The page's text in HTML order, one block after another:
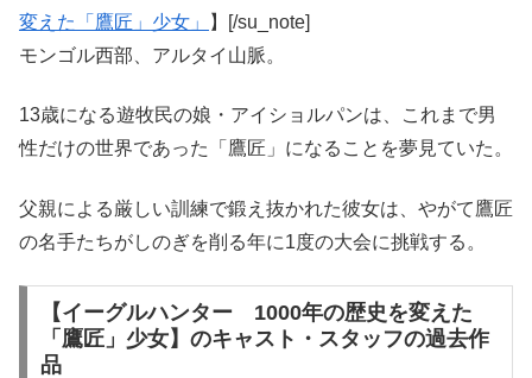
変えた「鷹匠」少女」
】[/su_note]
モンゴル西部、アルタイ山脈。
13歳になる遊牧民の娘・アイショルパンは、これまで男
性だけの世界であった「鷹匠」になることを夢見ていた。
父親による厳しい訓練で鍛え抜かれた彼女は、やがて鷹匠
の名手たちがしのぎを削る年に1度の大会に挑戦する。
【イーグルハンター 1000年の歴史を変えた
「鷹匠」少女】のキャスト・スタッフの過去作
品